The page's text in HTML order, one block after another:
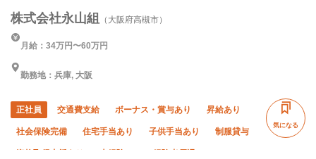
株式会社永山組 （大阪府高槻市）
月給：34万円〜60万円
勤務地：兵庫, 大阪
正社員 交通費支給 ボーナス・賞与あり 昇給あり
社会保険完備 住宅手当あり 子供手当あり 制服貸与
資格取得支援あり 未経験OK 経験者優遇
気になる